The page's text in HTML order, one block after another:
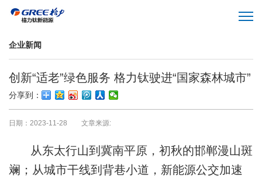
企业新闻
创新“适老”绿色服务 格力钛驶进“国家森林城市”
分享到：
日期：2023-11-28 文章来源:
从东太行山到冀南平原，初秋的邯郸漫山斑
斓；从城市干线到背巷小道，新能源公交加速